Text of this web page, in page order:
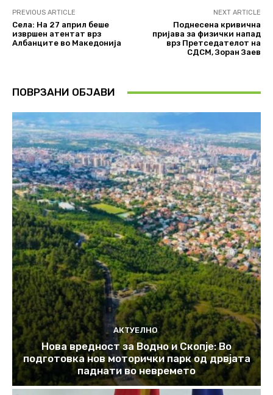
PREVIOUS ARTICLE
Села: На 27 април беше
извршен атентат врз
Албанците во Македонија
NEXT ARTICLE
Поднесена кривична
пријава за физички напад
врз Претседателот на
СДСМ, Зоран Заев
ПОВРЗАНИ ОБЈАВИ
АКТУЕЛНО
Нова вредност за Водно и Скопје: Во
подготовка нов моторички парк од дрвјата
паднати во невремето